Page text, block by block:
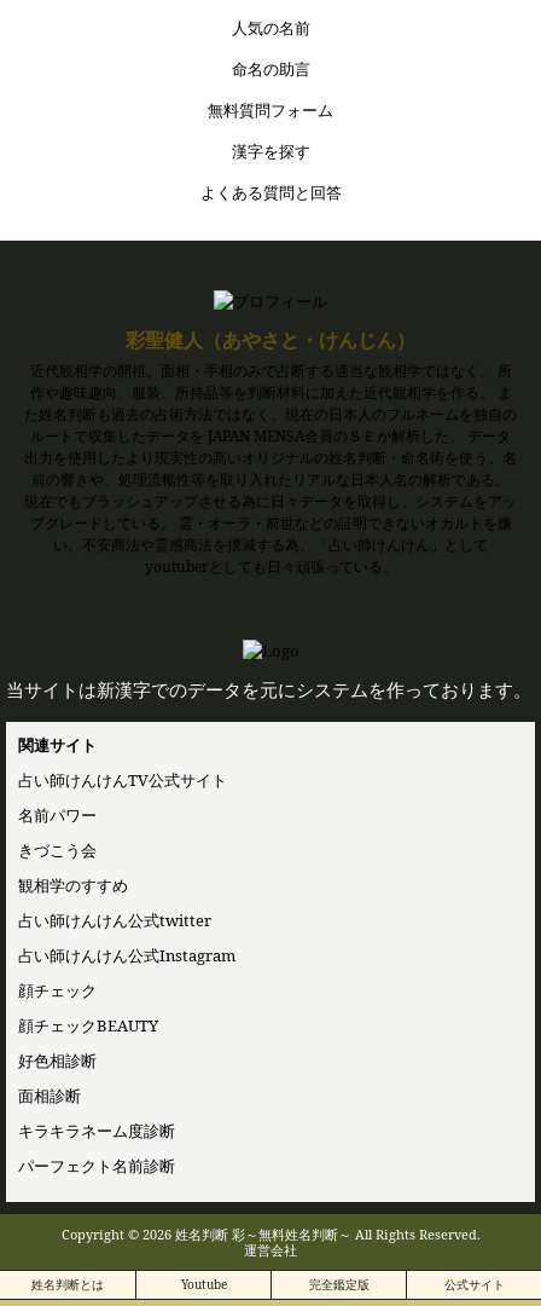
人気の名前
命名の助言
無料質問フォーム
漢字を探す
よくある質問と回答
彩聖健人（あやさと・けんじん）
近代観相学の開祖。面相・手相のみで占断する適当な観相学ではなく、 所
作や趣味趣向、服装、所持品等を判断材料に加えた近代観相学を作る。 ま
た姓名判断も過去の占術方法ではなく、現在の日本人のフルネームを独自の
ルートで収集したデータを JAPAN MENSA会員のＳＥが解析した、 データ
出力を使用したより現実性の高いオリジナルの姓名判断・命名術を使う。名
前の響きや、処理流暢性等を取り入れたリアルな日本人名の解析である。
現在でもブラッシュアップさせる為に日々データを取得し、システムをアッ
プグレードしている。 霊・オーラ・前世などの証明できないオカルトを嫌
い、不安商法や霊感商法を撲滅する為、「占い師けんけん」として
youtuberとしても日々頑張っている。
当サイトは新漢字でのデータを元にシステムを作っております。
関連サイト
占い師けんけんTV公式サイト
名前パワー
きづこう会
観相学のすすめ
占い師けんけん公式twitter
占い師けんけん公式Instagram
顔チェック
顔チェックBEAUTY
好色相診断
面相診断
キラキラネーム度診断
パーフェクト名前診断
Copyright © 2026 姓名判断 彩～無料姓名判断～ All Rights Reserved.
運営会社
姓名判断とは Youtube 完全鑑定版 公式サイト